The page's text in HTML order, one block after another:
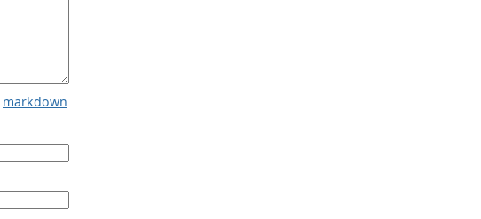
markdown